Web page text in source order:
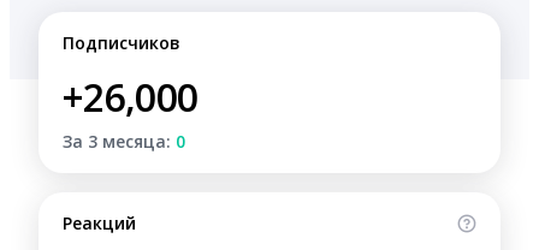
Подписчиков
+26,000
За 3 месяца: 0
Реакций